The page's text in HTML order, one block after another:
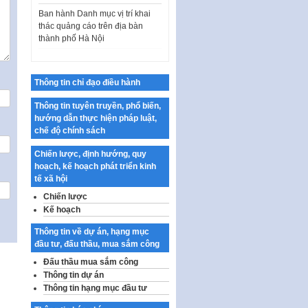
Ban hành Danh mục vị trí khai
thác quảng cáo trên địa bàn
thành phố Hà Nội
tưởng của Đảng…
phí xây dựng pháp luật, hoàn
thiện thể chế, chính…
Quy định về nghiên cứu, ứng
dụng khoa học, công nghệ, đổi
mới sáng tạo và chuyển…
Quy định chi tiết và hướng dẫn
thi hành một số điều của Luật Lý
lịch tư…
Sửa đổi, bổ sung một số nội
dung tại Nghị quyết số 30/NQ-
CP ngày 24 tháng 02…
Ban hành Chương trình hành
động của Chính phủ thực hiện
Nghị quyết số 02-NQ/TW ngày
Thông tin chỉ đạo điều hành
Thông tin tuyên truyền, phổ biến,
hướng dẫn thực hiện pháp luật,
chế độ chính sách
Chiến lược, định hướng, quy
hoạch, kế hoạch phát triển kinh
tế xã hội
Chiến lược
Kế hoạch
Thông tin về dự án, hạng mục
đầu tư, đấu thầu, mua sắm công
Đấu thầu mua sắm công
Thông tin dự án
Thông tin hạng mục đầu tư